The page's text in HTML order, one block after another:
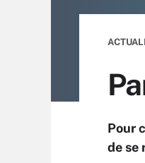
Pour
de se